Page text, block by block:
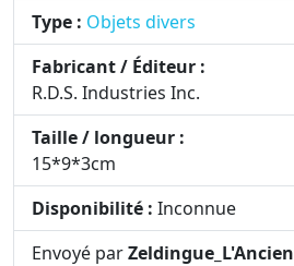
Type : Objets divers
Fabricant / Éditeur :
R.D.S. Industries Inc.
Taille / longueur :
15*9*3cm
Disponibilité : Inconnue
Envoyé parZeldingue_L'Ancien